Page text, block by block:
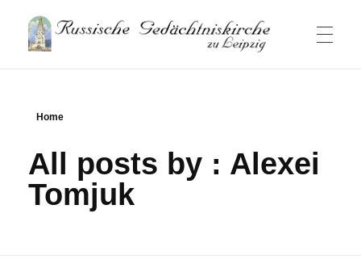
NACHRICHTEN
Home
All posts by : Alexei
Tomjuk